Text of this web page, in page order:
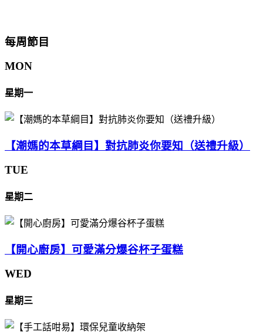
每周節目
MON
星期一
【潮媽的本草綱目】對抗肺炎你要知（送禮升級）
TUE
星期二
【開心廚房】可愛滿分爆谷杯子蛋糕
WED
星期三